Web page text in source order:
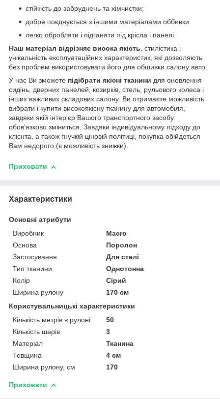
стійкість до забруднень та хімчистки;
добре поєднується з іншими матеріалами оббивки
легко обробляти і підганяти під крісла і панелі.
Наш матеріал відрізняє висока якість, стилістика і
унікальність експлуатаційних характеристик, які дозволяють
без проблем використовувати його для обшивки салону авто.
У нас Ви зможете підібрати якісні тканини для оновлення
сидінь, дверних панелей, козирків, стель, рульового колеса і
інших важливих складових салону. Ви отримаєте можливість
вибрати і купити високоякісну тканину для автомобіля,
завдяки якій інтер'єр Вашого транспортного засобу
обов'язково зміниться. Завдяки індивідуальному підходу до
клієнта, а також гнучкій ціновій політиці, покупка обійдеться
Вам недорого (є можливість знижки).
Приховати
Характеристики
Основні атрибути
Виробник
Macro
Основа
Поролон
Застосування
Для стелі
Тип тканини
Однотонна
Колір
Сірий
Ширина рулону
170 см
Користувальницькі характеристики
Кількість метрів в рулоні
50
Кількість шарів
3
Матеріал
Тканина
Товщина
4 см
Ширина рулону, см
170
Приховати